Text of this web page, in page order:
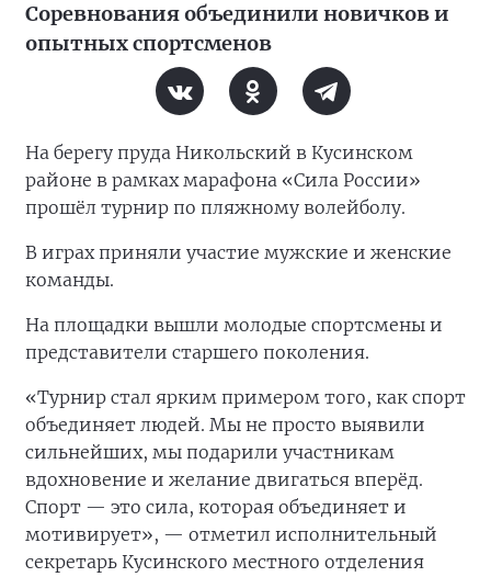
Соревнования объединили новичков и
опытных спортсменов
На берегу пруда Никольский в Кусинском
районе в рамках марафона «Сила России»
прошёл турнир по пляжному волейболу.
В играх приняли участие мужские и женские
команды.
На площадки вышли молодые спортсмены и
представители старшего поколения.
«Турнир стал ярким примером того, как спорт
объединяет людей. Мы не просто выявили
сильнейших, мы подарили участникам
вдохновение и желание двигаться вперёд.
Спорт — это сила, которая объединяет и
мотивирует», — отметил исполнительный
секретарь Кусинского местного отделения